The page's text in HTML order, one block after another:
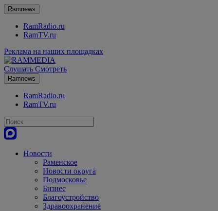
Ramnews
RamRadio.ru
RamTV.ru
Реклама на наших площадках
Слушать Смотреть
Ramnews
RamRadio.ru
RamTV.ru
Новости
Раменское
Новости округа
Подмосковье
Бизнес
Благоустройство
Здравоохранение